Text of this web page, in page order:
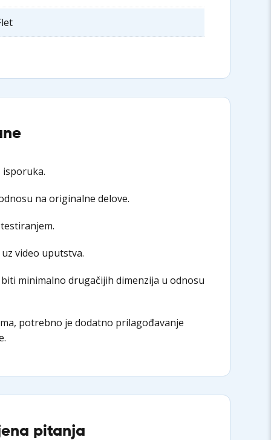
na originalne delove.
video uputstva.
minimalno drugačijih dimenzija u odnosu
potrebno je dodatno prilagođavanje
pitanja